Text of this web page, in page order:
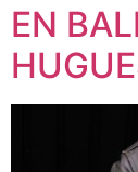
EN